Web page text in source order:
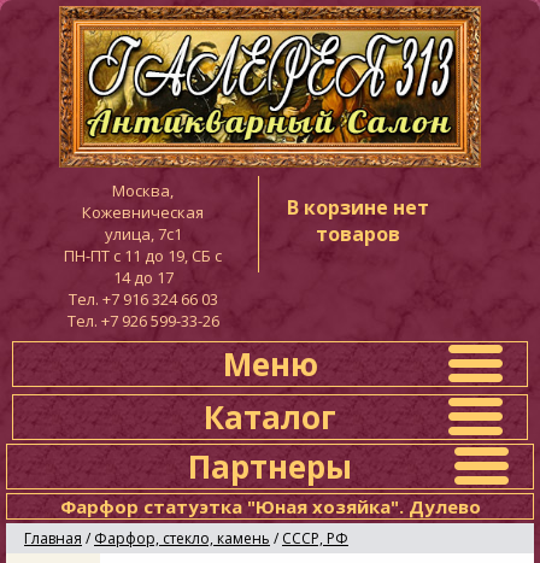
Москва,
Кожевническая
улица, 7с1
ПН-ПТ c 11 до 19, СБ с
14 до 17
Тел. +7 916 324 66 03
Тел. +7 926 599-33-26
В корзине нет
товаров
Меню
Каталог
Партнеры
Фарфор статуэтка "Юная хозяйка". Дулево
Главная / Фарфор, стекло, камень / СССР, РФ